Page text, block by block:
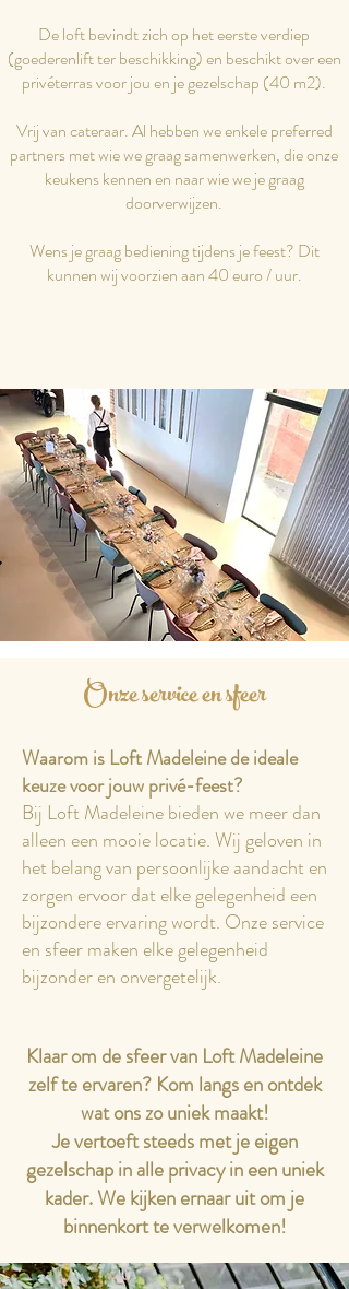
De loft bevindt zich op het eerste verdiep
(goederenlift ter beschikking) en beschikt over een
privéterras voor jou en je gezelschap (40 m2).
Vrij van cateraar. Al hebben we enkele preferred
partners met wie we graag samenwerken, die onze
keukens kennen en naar wie we je graag
doorverwijzen.
Wens je graag bediening tijdens je feest? Dit
kunnen wij voorzien aan 40 euro / uur.
Onze service en sfeer
Waarom is Loft Madeleine de ideale
keuze voor jouw privé-feest?
Bij Loft Madeleine bieden we meer dan
alleen een mooie locatie. Wij geloven in
het belang van persoonlijke aandacht en
zorgen ervoor dat elke gelegenheid een
bijzondere ervaring wordt. Onze service
en sfeer maken elke gelegenheid
bijzonder en onvergetelijk.
Klaar om de sfeer van Loft Madeleine
zelf te ervaren? Kom langs en ontdek
wat ons zo uniek maakt!
​Je vertoeft steeds met je eigen
gezelschap in alle privacy in een uniek
kader.We kijken ernaar uit om je
binnenkort te verwelkomen!